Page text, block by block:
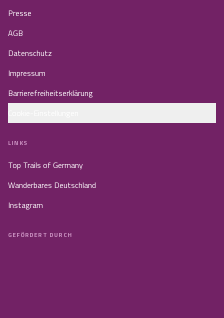
Presse
AGB
Datenschutz
Impressum
Barrierefreiheitserklärung
LINKS
Top Trails of Germany
Wanderbares Deutschland
Instagram
GEFÖRDERT DURCH